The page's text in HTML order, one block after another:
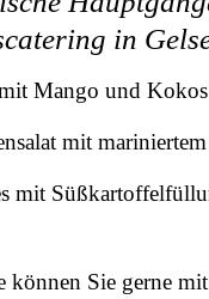
in
Mango und Kokos
mit
mit
können Sie gerne